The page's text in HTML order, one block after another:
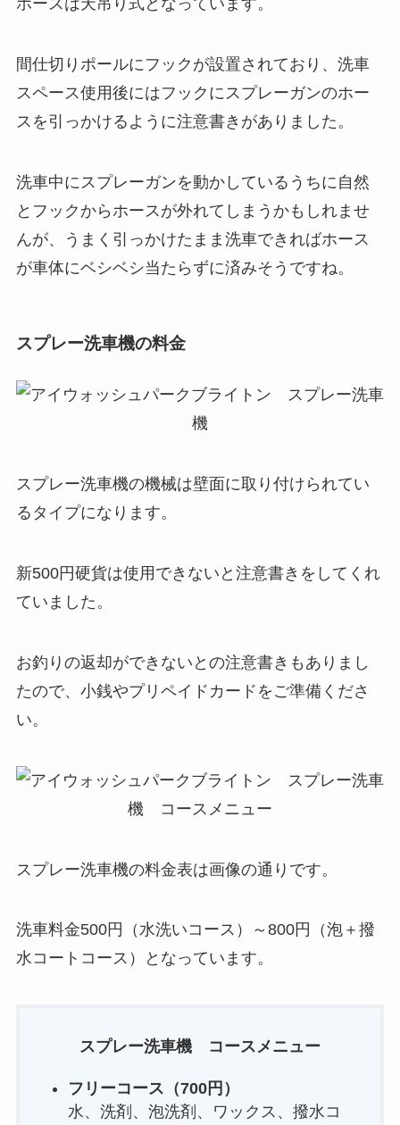
ホースは天吊り式となっています。
間仕切りポールにフックが設置されており、洗車
スペース使用後にはフックにスプレーガンのホー
スを引っかけるように注意書きがありました。
洗車中にスプレーガンを動かしているうちに自然
とフックからホースが外れてしまうかもしれませ
んが、うまく引っかけたまま洗車できればホース
が車体にベシベシ当たらずに済みそうですね。
スプレー洗車機の料金
スプレー洗車機の機械は壁面に取り付けられてい
るタイプになります。
新500円硬貨は使用できないと注意書きをしてくれ
ていました。
お釣りの返却ができないとの注意書きもありまし
たので、小銭やプリペイドカードをご準備くださ
い。
スプレー洗車機の料金表は画像の通りです。
洗車料金500円（水洗いコース）～800円（泡＋撥
水コートコース）となっています。
スプレー洗車機 コースメニュー
フリーコース（700円）
水、洗剤、泡洗剤、ワックス、撥水コ